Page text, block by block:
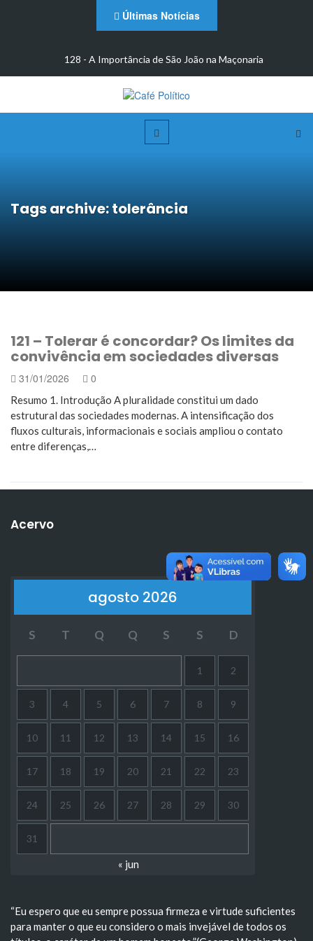
Últimas Notícias
128 - A Importância de São João na Maçonaria
Tags archive: tolerância
121 – Tolerar é concordar? Os limites da
convivência em sociedades diversas
31/01/2026 0
Resumo 1. Introdução A pluralidade constitui um dado
estrutural das sociedades modernas. A intensificação dos
fluxos culturais, informacionais e sociais ampliou o contato
entre diferenças,…
Acervo
agosto 2026
S T Q Q S S D
1 2
3 4 5 6 7 8 9
10 11 12 13 14 15 16
17 18 19 20 21 22 23
24 25 26 27 28 29 30
31
« jun
“Eu espero que eu sempre possua firmeza e virtude suficientes
para manter o que eu considero o mais invejável de todos os